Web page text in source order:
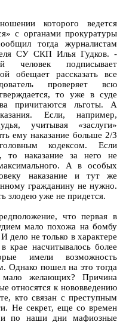
которого ведется
с органами прокуратуры
тогда журналистам
СУ СКП Илья Гудков. -
человек подписывает
обещает рассказать все
проверяет всю
то уже в суде
причитаются льготы. А
Если, например,
учитывая «заслуги»
ему наказание больше 2/3
кодексом. Если
то наказание за него не
А в особых
наказание и тут же
гражданину не нужно.
злодею уже не придется.
что первая в
мало похожа на бомбу
дело не только в характере
крае насчитывалось более
имели возможность
Однако пошел на это тогда
желающих? Причина
относятся к нововведению
кто связан с преступным
Не секрет, еще со времен
и по наши дни мафиозные